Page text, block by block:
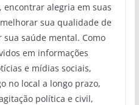
encontrar alegria em suas
sua qualidade de
saúde mental. Como
em informações
e mídias sociais,
no local a longo prazo,
política e civil,